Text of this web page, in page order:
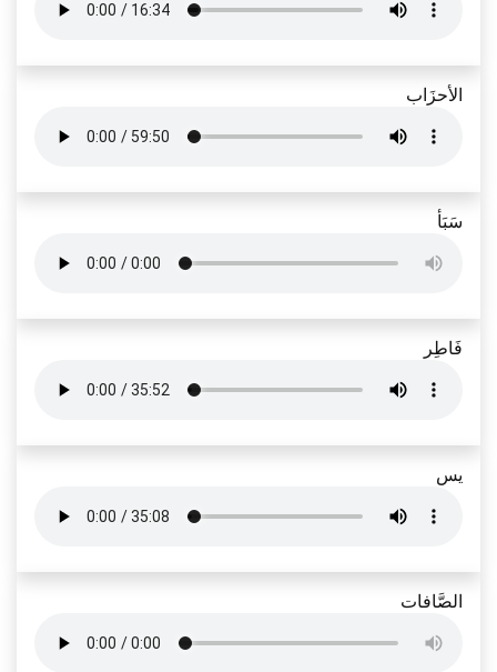
الأحزَاب
سَبَأ
فَاطِر
يس
الصَّافات